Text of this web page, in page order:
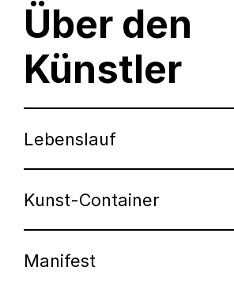
Über den
Künstler
Lebenslauf
Kunst-Container
Manifest